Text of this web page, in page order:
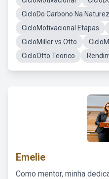
CicloDo Carbono Na
CicloMotivacional Etapas
CicloMiller vs Otto
CicloOtto Teorico
Emelie
Como mentor, minha